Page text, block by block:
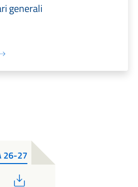
generali
26-27